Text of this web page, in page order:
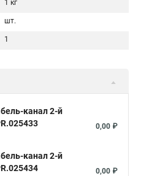
1 кг
шт.
1
канал 2-й
0,00 ₽
канал 2-й
0,00 ₽